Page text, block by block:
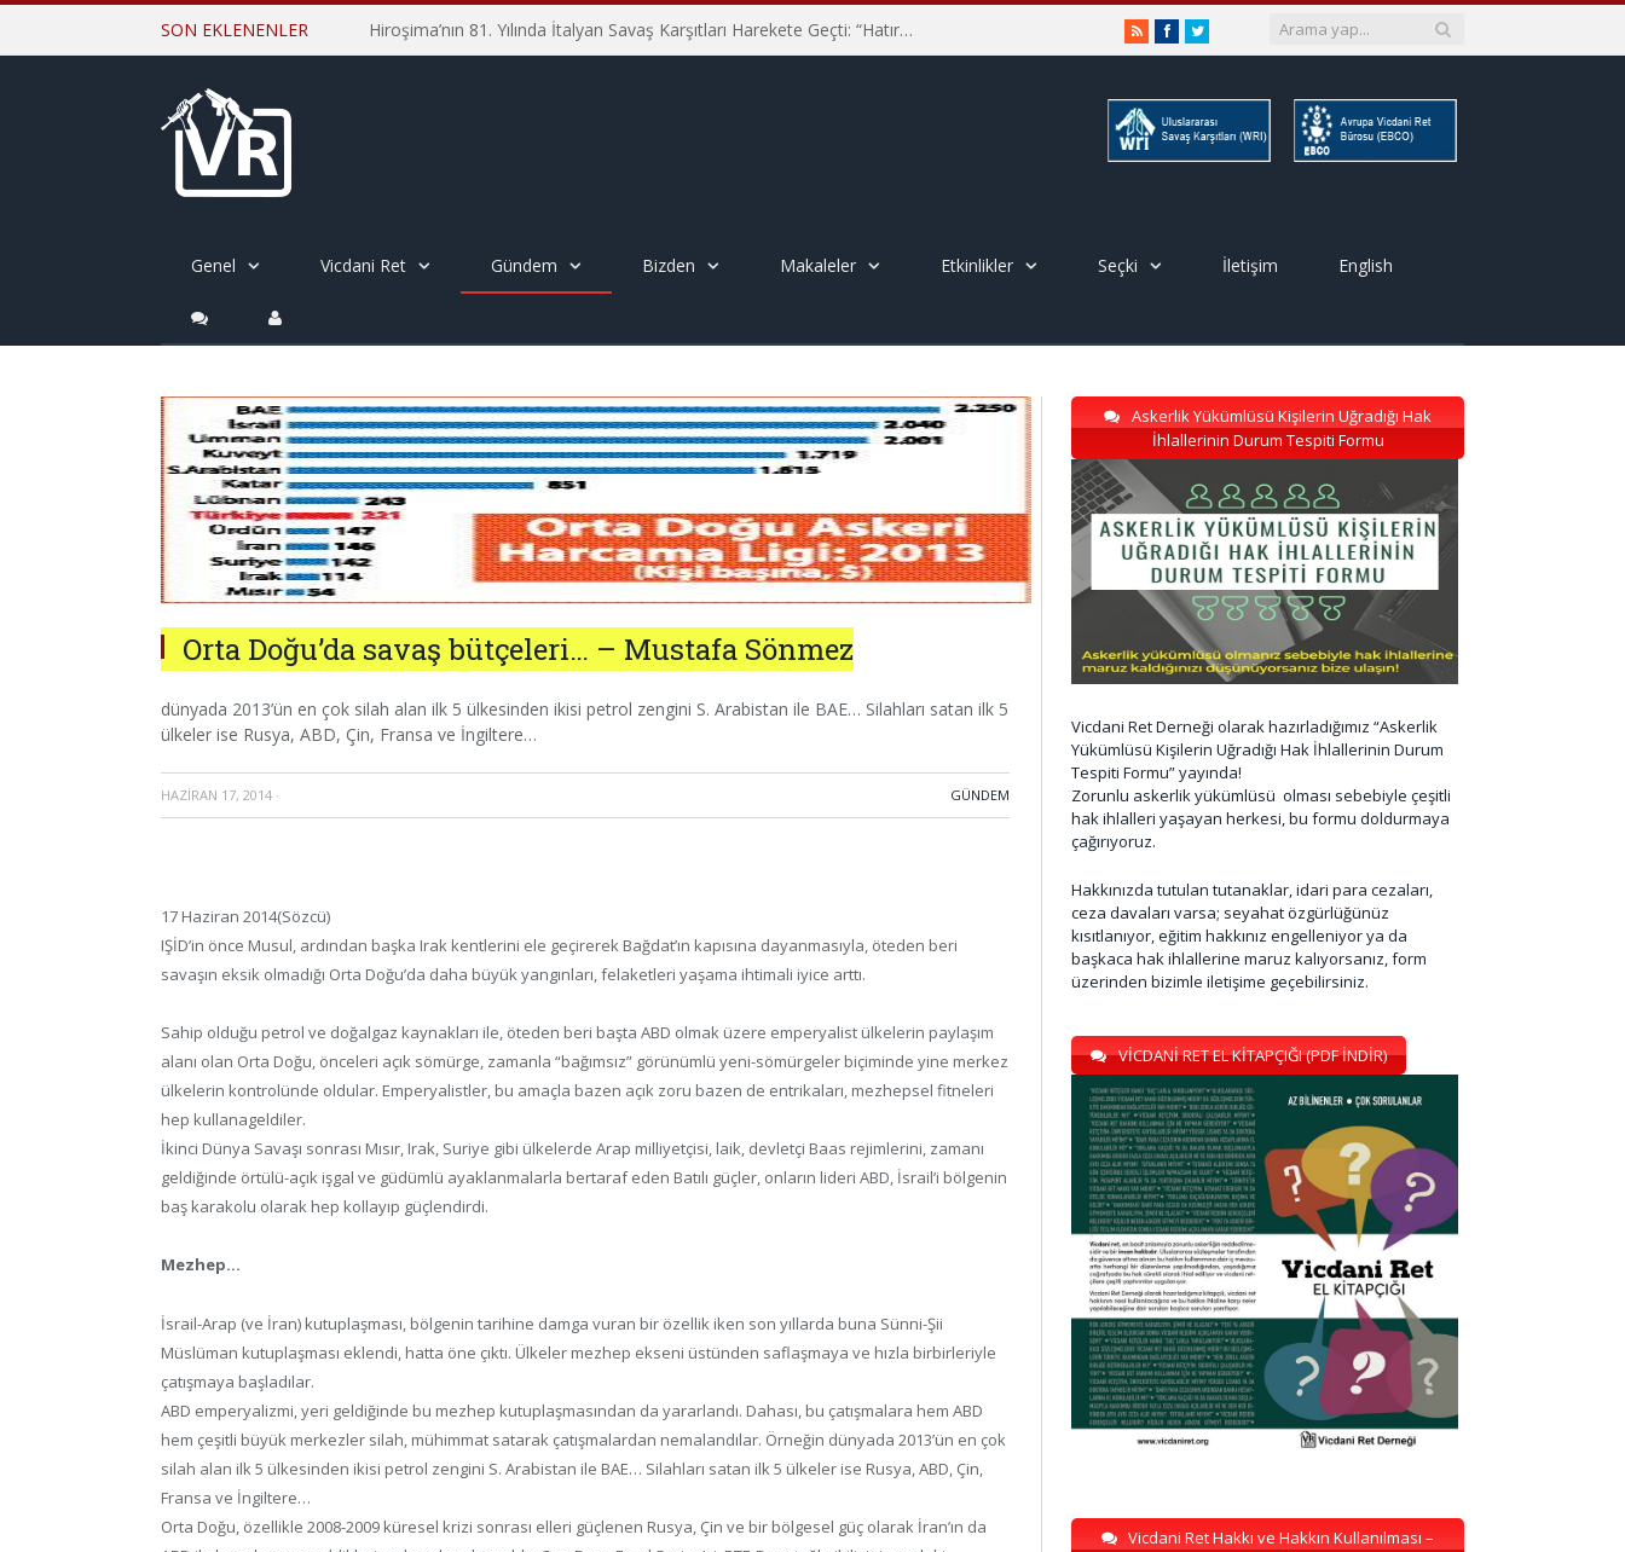
SON EKLENENLER Hiroşima’nın 81. Yılında İtalyan Savaş Karşıtları Harekete Geçti: “Hatırlamak yeterli değil” RSSFacebookTwitter
Genel Vicdani Ret Gündem Bizden Makaleler Etkinlikler Seçki İletişim English
Orta Doğu’da savaş bütçeleri… – Mustafa Sönmez
dünyada 2013’ün en çok silah alan ilk 5 ülkesinden ikisi petrol zengini S. Arabistan ile BAE… Silahları satan ilk 5
ülkeler ise Rusya, ABD, Çin, Fransa ve İngiltere…
HAZIRAN 17, 2014 · GÜNDEM
17 Haziran 2014(Sözcü)
IŞİD’in önce Musul, ardından başka Irak kentlerini ele geçirerek Bağdat’ın kapısına dayanmasıyla, öteden beri
savaşın eksik olmadığı Orta Doğu’da daha büyük yangınları, felaketleri yaşama ihtimali iyice arttı.
Sahip olduğu petrol ve doğalgaz kaynakları ile, öteden beri başta ABD olmak üzere emperyalist ülkelerin paylaşım
alanı olan Orta Doğu, önceleri açık sömürge, zamanla “bağımsız” görünümlü yeni-sömürgeler biçiminde yine merkez
ülkelerin kontrolünde oldular. Emperyalistler, bu amaçla bazen açık zoru bazen de entrikaları, mezhepsel fitneleri
hep kullanageldiler.
İkinci Dünya Savaşı sonrası Mısır, Irak, Suriye gibi ülkelerde Arap milliyetçisi, laik, devletçi Baas rejimlerini, zamanı
geldiğinde örtülü-açık işgal ve güdümlü ayaklanmalarla bertaraf eden Batılı güçler, onların lideri ABD, İsrail’i bölgenin
baş karakolu olarak hep kollayıp güçlendirdi.
Mezhep…
İsrail-Arap (ve İran) kutuplaşması, bölgenin tarihine damga vuran bir özellik iken son yıllarda buna Sünni-Şii
Müslüman kutuplaşması eklendi, hatta öne çıktı. Ülkeler mezhep ekseni üstünden saflaşmaya ve hızla birbirleriyle
çatışmaya başladılar.
ABD emperyalizmi, yeri geldiğinde bu mezhep kutuplaşmasından da yararlandı. Dahası, bu çatışmalara hem ABD
hem çeşitli büyük merkezler silah, mühimmat satarak çatışmalardan nemalandılar. Örneğin dünyada 2013’ün en çok
silah alan ilk 5 ülkesinden ikisi petrol zengini S. Arabistan ile BAE… Silahları satan ilk 5 ülkeler ise Rusya, ABD, Çin,
Fransa ve İngiltere…
Orta Doğu, özellikle 2008-2009 küresel krizi sonrası elleri güçlenen Rusya, Çin ve bir bölgesel güç olarak İran’ın da
Askerlik Yükümlüsü Kişilerin Uğradığı Hak
İhlallerinin Durum Tespiti Formu
Vicdani Ret Derneği olarak hazırladığımız “Askerlik
Yükümlüsü Kişilerin Uğradığı Hak İhlallerinin Durum
Tespiti Formu” yayında!
Zorunlu askerlik yükümlüsü olması sebebiyle çeşitli
hak ihlalleri yaşayan herkesi, bu formu doldurmaya
çağırıyoruz.
Hakkınızda tutulan tutanaklar, idari para cezaları,
ceza davaları varsa; seyahat özgürlüğünüz
kısıtlanıyor, eğitim hakkınız engelleniyor ya da
başkaca hak ihlallerine maruz kalıyorsanız, form
üzerinden bizimle iletişime geçebilirsiniz.
VİCDANİ RET EL KİTAPÇIĞI (PDF İNDİR)
Vicdani Ret Hakkı ve Hakkın Kullanılması –